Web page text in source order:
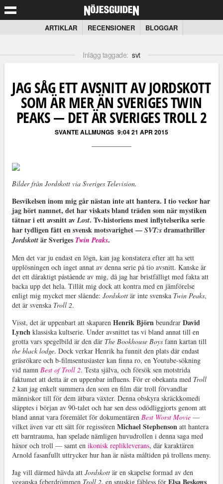
ARTIKLAR RECENSIONER BLOGGAR
Inlägg taggade: svt
JAG SÅG ETT AVSNITT AV JORDSKOTT
SOM ÄR MER ÄN SVERIGES TWIN
PEAKS — DET ÄR SVERIGES TROLL 2
SVANTE ALLMUNGS 9:04 21 APR 2015
Bilder från Jordskott via Sveriges Television.
Besvikelsen inom mig går nästan inte att hantera. I tio veckor har
jag hört namnet, det har viskats bland träden som när mystiken
tätnar i ett avsnitt avLost. Tv-historiens mest inflytelserika serie
har tydligen fått en svensk motsvarighet — SVT:s dramathriller
Jordskottär Sveriges Twin Peaks.
Men det var ju endast en lögn, kan jag konstatera efter att ha sett
upplösningen och inget annat av denna serie på tio avsnitt. Kanske är
det ett dåraktigt påstående av mig, då jag har bristfälligt med fakta att
backa upp det hela. Tillåt mig dock att kontra med en jämförelse
enligt mig mycket mer slående: Jordskottär inte svenska Twin Peaks,
det är svenska Troll 2.
Visst, det är uppenbart att skaparen Henrik Björnbeundrar David
Lynchklassiska kultserie. Under avsnittet tas vi bland annat till en
grotta vars spegelbild är den där The Bookhouse Boysfann kartan till
the black lodge. Dock verkar Henrik ha funnit den plats där endast
gräsrökare och b-filmsentusiaster kan finna ro, en Youtube-sökning
vid namn Best of Troll 2. Testa själva, och försök sen motstrida
faktumet att detta är en uppenbar influens. För er obekanta med Troll
2kan jag enkelt summera den som en film där troll förvandlar
människor till för dem ätbara växter. Denna obskyra skräckkomedi
släpptes i början av 90-talet och har sen dess odödliggjorts genom att
bland annat vara föremålet för dokumentären Best Worst Movie—
vilket även var ett sätt för regissören Michael Stephensonatt hantera
ett barntrauma, han spelade nämligen huvudrollen i denna saga med
häxor och troll — samt en ikonisk replikleverans, där karaktären
Arnold fasanfullt uttrycker hur han är nästa måltiden på trollens meny.
Jag vill därmed hävda att Jordskottär en skapelse formad av den
veganska feberdrömmen Troll 2, en snuskig fäbless för Elsa Beskows